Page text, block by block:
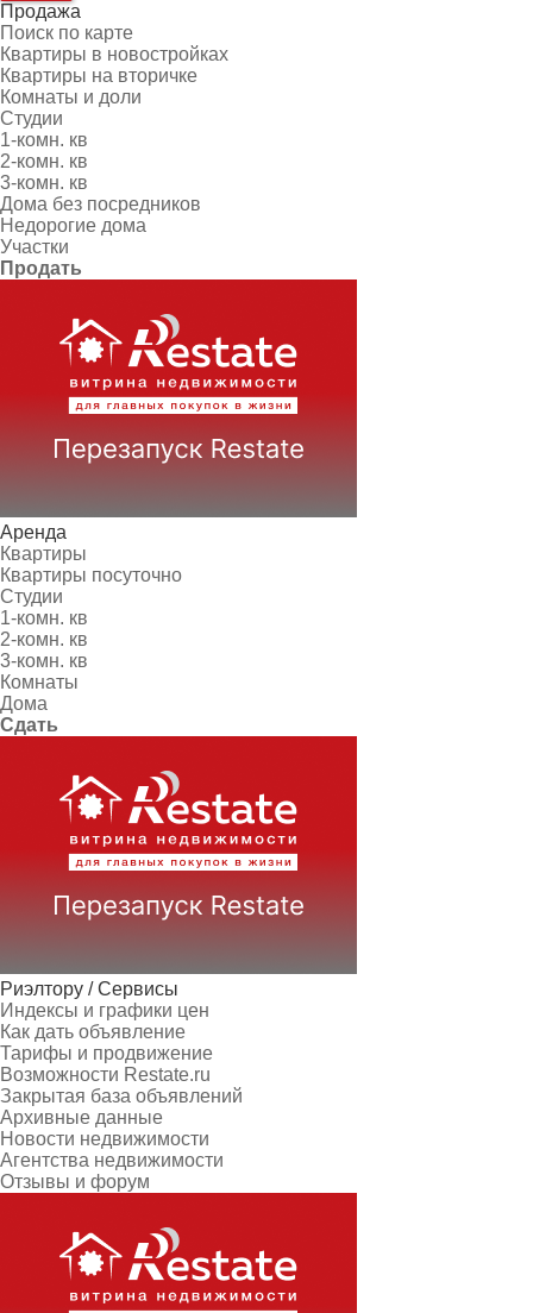
Продажа
Поиск по карте
Квартиры в новостройках
Квартиры на вторичке
Комнаты и доли
Студии
1-комн. кв
2-комн. кв
3-комн. кв
Дома без посредников
Недорогие дома
Участки
Продать
Аренда
Квартиры
Квартиры посуточно
Студии
1-комн. кв
2-комн. кв
3-комн. кв
Комнаты
Дома
Сдать
Риэлтору / Сервисы
Индексы и графики цен
Как дать объявление
Тарифы и продвижение
Возможности Restate.ru
Закрытая база объявлений
Архивные данные
Новости недвижимости
Агентства недвижимости
Отзывы и форум